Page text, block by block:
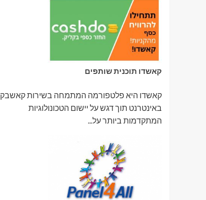
קאשדו תוכנית שותפים
קאשדו היא פלטפורמה המתמחה בשירות קאשבק
באינטרנט תוך דגש על יישום הטכונולוגיות
המתקדמות ביותר על...